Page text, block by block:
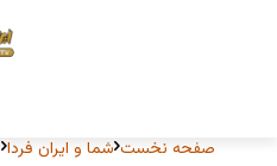
صفحه نخست شما و ایران فردا